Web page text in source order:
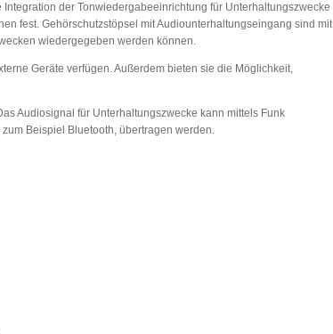
der Tonwiedergabeeinrichtung für Unterhaltungszwecke
fest. Gehörschutzstöpsel mit Audiounterhaltungseingang sind mit
wiedergegeben werden können.
Geräte verfügen. Außerdem bieten sie die Möglichkeit,
Audiosignal für Unterhaltungszwecke kann mittels Funk
Beispiel Bluetooth, übertragen werden.